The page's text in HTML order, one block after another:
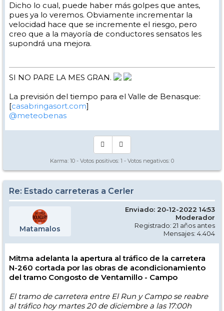
Dicho lo cual, puede haber más golpes que antes,
pues ya lo veremos. Obviamente incrementar la
velocidad hace que se incremente el riesgo, pero
creo que a la mayoría de conductores sensatos les
supondrá una mejora.
SI NO PARE LA MES GRAN.
La previsión del tiempo para el Valle de Benasque:
[casabringasort.com]
@meteobenas
Karma: 10 - Votos positivos: 1 - Votos negativos: 0
Re: Estado carreteras a Cerler
Matamalos
Enviado: 20-12-2022 14:53
Moderador
Registrado: 21 años antes
Mensajes: 4.404
Mitma adelanta la apertura al tráfico de la carretera
N-260 cortada por las obras de acondicionamiento
del tramo Congosto de Ventamillo - Campo
El tramo de carretera entre El Run y Campo se reabre
al tráfico hoy martes 20 de diciembre a las 17:00h